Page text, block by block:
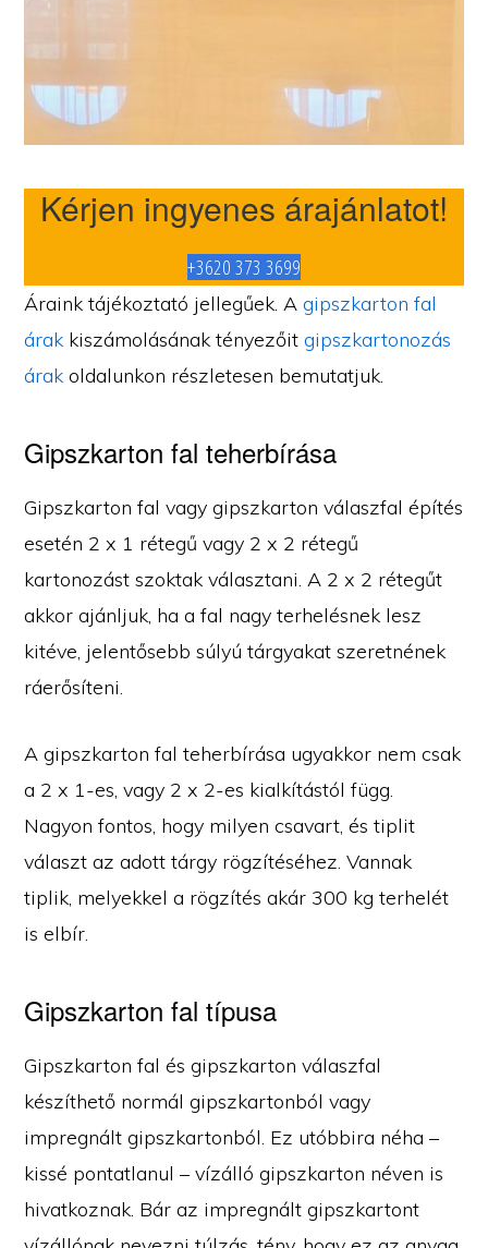
Kérjen ingyenes árajánlatot!
+3620 373 3699
Áraink tájékoztató jellegűek. Agipszkarton fal
árak kiszámolásának tényezőitgipszkartonozás
árak oldalunkon részletesen bemutatjuk.
Gipszkarton fal teherbírása
Gipszkarton fal vagy gipszkarton válaszfal építés
esetén 2 x 1 rétegű vagy 2 x 2 rétegű
kartonozást szoktak választani. A 2 x 2 rétegűt
akkor ajánljuk, ha a fal nagy terhelésnek lesz
kitéve, jelentősebb súlyú tárgyakat szeretnének
ráerősíteni.
A gipszkarton fal teherbírása ugyakkor nem csak
a 2 x 1-es, vagy 2 x 2-es kialkítástól függ.
Nagyon fontos, hogy milyen csavart, és tiplit
választ az adott tárgy rögzítéséhez. Vannak
tiplik, melyekkel a rögzítés akár 300 kg terhelét
is elbír.
Gipszkarton fal típusa
Gipszkarton fal és gipszkarton válaszfal
készíthető normál gipszkartonból vagy
impregnált gipszkartonból. Ez utóbbira néha –
kissé pontatlanul – vízálló gipszkarton néven is
hivatkoznak. Bár az impregnált gipszkartont